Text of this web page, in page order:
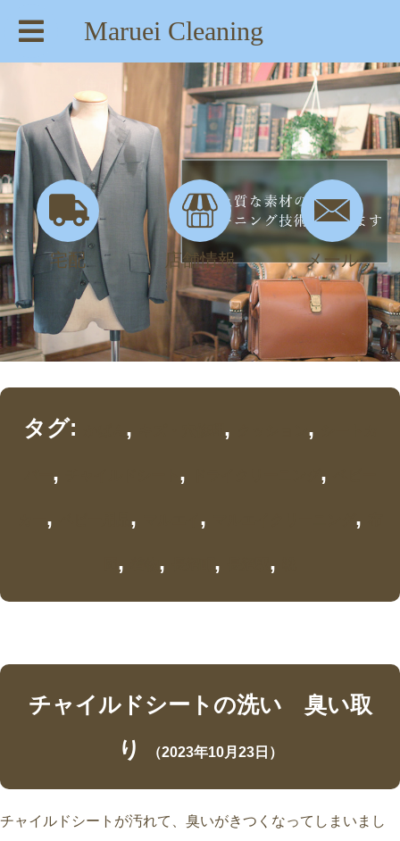
Maruei Cleaning
【住所】：東京都八王子市絹ヶ丘1-22-20
【TEL】：042-635-6234
【営業時間】：AM 8:00～PM 7:30
宅配 店舗情報 メール
キズ・穴修理 | maruei-cleaning.com
タグ: , , ,
, , ,
, , , ,
, , , ,
チャイルドシートの洗い 臭い取
り
（2023年10月23日）
チャイルドシートが汚れて、臭いがきつくなってしまいまし